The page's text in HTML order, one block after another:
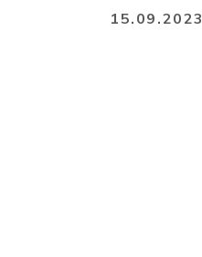
15.09.2023